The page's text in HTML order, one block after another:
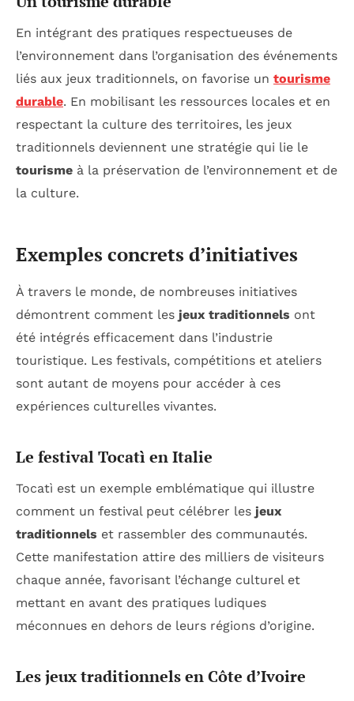
En intégrant des pratiques respectueuses de
l’environnement dans l’organisation des événements
liés aux jeux traditionnels, on favorise un tourisme
durable. En mobilisant les ressources locales et en
respectant la culture des territoires, les jeux
traditionnels deviennent une stratégie qui lie le
tourisme à la préservation de l’environnement et de
la culture.
Exemples concrets d’initiatives
À travers le monde, de nombreuses initiatives
démontrent comment les jeux traditionnels ont
été intégrés efficacement dans l’industrie
touristique. Les festivals, compétitions et ateliers
sont autant de moyens pour accéder à ces
expériences culturelles vivantes.
Le festival Tocatì en Italie
Tocatì est un exemple emblématique qui illustre
comment un festival peut célébrer les jeux
traditionnels et rassembler des communautés.
Cette manifestation attire des milliers de visiteurs
chaque année, favorisant l’échange culturel et
mettant en avant des pratiques ludiques
méconnues en dehors de leurs régions d’origine.
Les jeux traditionnels en Côte d’Ivoire